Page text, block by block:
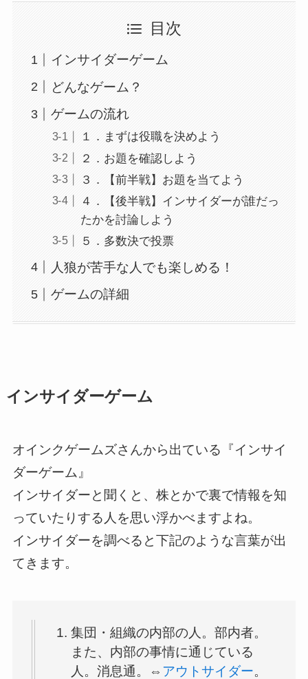
目次
インサイダーゲーム
どんなゲーム？
ゲームの流れ
１．まずは役職を決めよう
２．お題を確認しよう
３．【前半戦】お題を当てよう
４．【後半戦】インサイダーが誰だっ
たかを討論しよう
５．多数決で投票
人狼が苦手な人でも楽しめる！
ゲームの詳細
インサイダーゲーム
オインクゲームズさんから出ている『インサイ
ダーゲーム』
インサイダーと聞くと、株とかで裏で情報を知
っていたりする人を思い浮かべますよね。
インサイダーを調べると下記のような言葉が出
てきます。
集団・組織の内部の人。部内者。
また、内部の事情に通じている
人。消息通。⇔ アウトサイダー。